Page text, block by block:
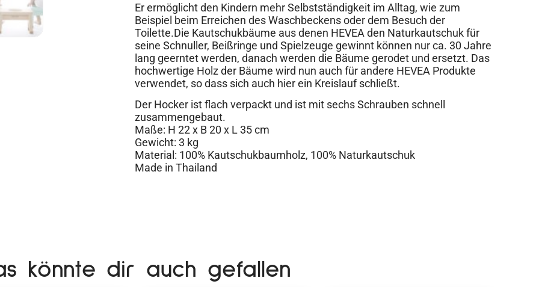
Er ermöglicht den Kindern mehr Selbstständigkeit im Alltag, wie zum
Beispiel beim Erreichen des Waschbeckens oder dem Besuch der
Toilette.Die Kautschukbäume aus denen HEVEA den Naturkautschuk für
seine Schnuller, Beißringe und Spielzeuge gewinnt können nur ca. 30 Jahre
lang geerntet werden, danach werden die Bäume gerodet und ersetzt. Das
hochwertige Holz der Bäume wird nun auch für andere HEVEA Produkte
verwendet, so dass sich auch hier ein Kreislauf schließt.
Der Hocker ist flach verpackt und ist mit sechs Schrauben schnell
zusammengebaut.
Maße: H 22 x B 20 x L 35 cm
Gewicht: 3 kg
Material: 100% Kautschukbaumholz, 100% Naturkautschuk
Made in Thailand
könnte dir auch gefallen